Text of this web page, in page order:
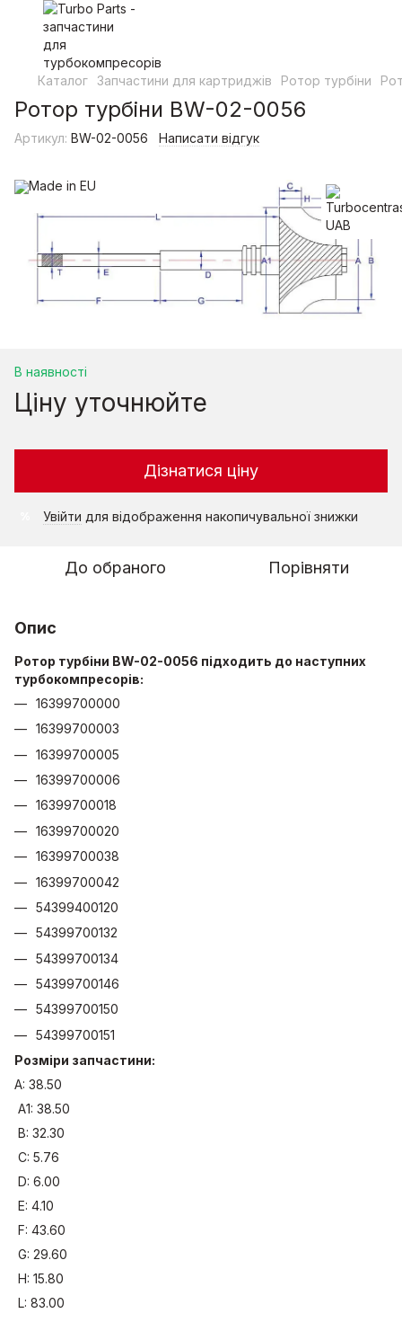
Каталог Запчастини для картриджів Ротор турбіни
Ротор турбіни BW-02-0056
Артикул: BW-02-0056 Написати відгук
В наявності
Ціну уточнюйте
Дізнатися ціну
Увійти для відображення накопичувальної знижки
До обраного Порівняти
Опис
Ротор турбіни BW-02-0056 підходить до наступних
турбокомпресорів:
16399700000
16399700003
16399700005
16399700006
16399700018
16399700020
16399700038
16399700042
54399400120
54399700132
54399700134
54399700146
54399700150
54399700151
Розміри запчастини:
A: 38.50
A1: 38.50
B: 32.30
C: 5.76
D: 6.00
E: 4.10
F: 43.60
G: 29.60
H: 15.80
L: 83.00